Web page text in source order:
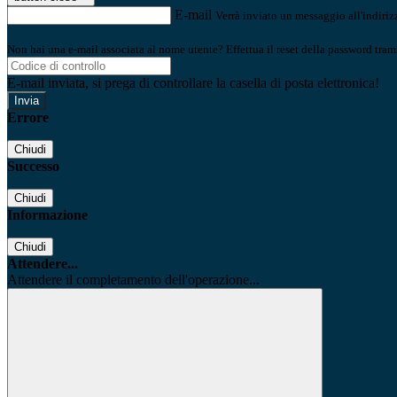
E-mail Verrà inviato un messaggio
Non hai una e-mail associata al nome utente? Effettua il reset della password
E-mail inviata, si prega di controllare la casella di posta elettronica!
Errore
Chiudi
Successo
Chiudi
Informazione
Chiudi
Attendere...
Attendere il completamento dell'operazione...